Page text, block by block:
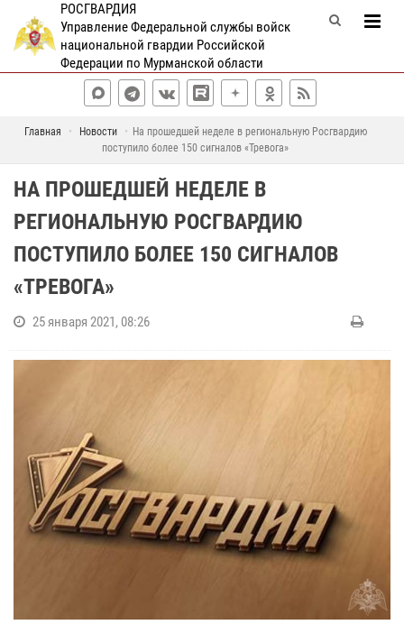
РОСГВАРДИЯ
Управление Федеральной службы войск
национальной гвардии Российской
Федерации по Мурманской области
Главная Новости
На прошедшей неделе в региональную Росгвардию
поступило более 150 сигналов «Тревога»
НА ПРОШЕДШЕЙ НЕДЕЛЕ В
РЕГИОНАЛЬНУЮ РОСГВАРДИЮ
ПОСТУПИЛО БОЛЕЕ 150 СИГНАЛОВ
«ТРЕВОГА»
25 января 2021, 08:26